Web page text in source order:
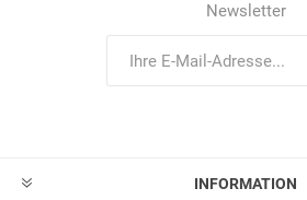
Newsletter
INFORMATION